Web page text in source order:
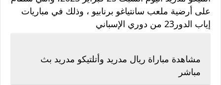
على أرضية ملعب سانتياغو برنابيو ، وذلك في مباريات
إياب الدور23 من دوري الإسباني
مشاهدة مباراة ريال مدريد وأتلتيكو مدريد بث
مباشر